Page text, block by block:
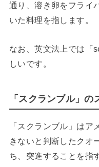
通り、溶き卵をフライ
いた料理を指します。
なお、英文法上では「
しいです。
「スクランブル」
「スクランブル」は
きないと判断したクオ
ち、突進することを指